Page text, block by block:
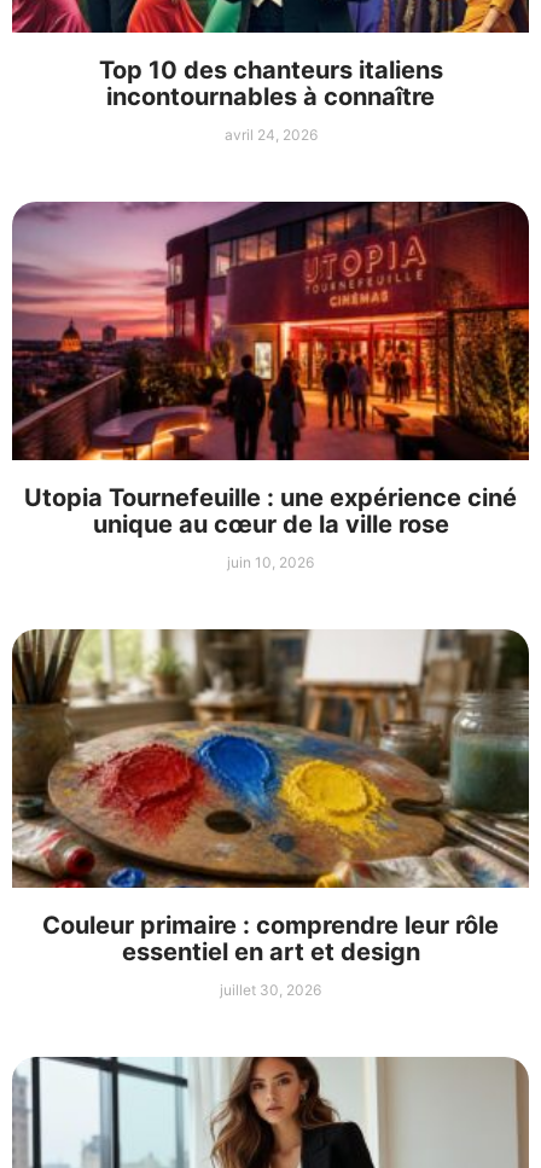
Top 10 des chanteurs italiens
incontournables à connaître
avril 24, 2026
Utopia Tournefeuille : une expérience ciné
unique au cœur de la ville rose
juin 10, 2026
Couleur primaire : comprendre leur rôle
essentiel en art et design
juillet 30, 2026